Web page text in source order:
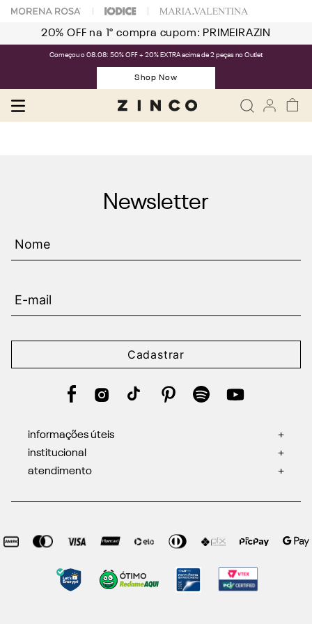
20% OFF na 1° compra cupom: PRIMEIRAZIN
Começou o 08.08: 50% OFF + 20% EXTRA acima de 2 peças no Outlet
Shop Now
Newsletter
Cadastrar
informações úteis
+
institucional
+
atendimento
+